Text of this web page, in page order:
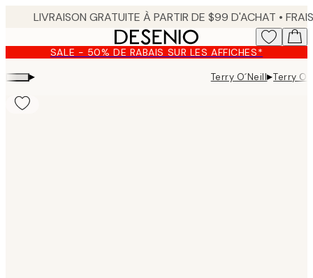
content.SALE - 50% DE RABAIS SUR LES AFFICHES*
▸ Terry O´Neill▸Terry